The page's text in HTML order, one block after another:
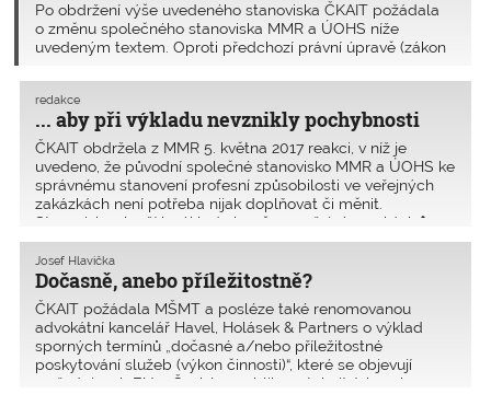
Po obdržení výše uvedeného stanoviska ČKAIT požádala
o změnu společného stanoviska MMR a ÚOHS níže
uvedeným textem. Oproti předchozí právní úpravě (zákon
pozdějších předpisů) dochází v § 77 v souladu s unij
... aby při výkladu nevznikly pochybnosti
redakce
ČKAIT obdržela z MMR 5. května 2017 reakci, v níž je
uvedeno, že původní společné stanovisko MMR a ÚOHS ke
správnému stanovení profesní způsobilosti ve veřejných
zakázkách není potřeba nijak doplňovat či měnit.
Stanovisko slouží k výkladu ke všem veřejným zakázk�
Dočasně, anebo příležitostně?
Josef Hlavička
ČKAIT požádala MŠMT a posléze také renomovanou
advokátní kancelář Havel, Holásek & Partners o výklad
sporných termínů „dočasné a/nebo příležitostné
poskytování služeb (výkon činnosti)“, které se objevují
v předpisech EU a České republiky vztahujících se k u